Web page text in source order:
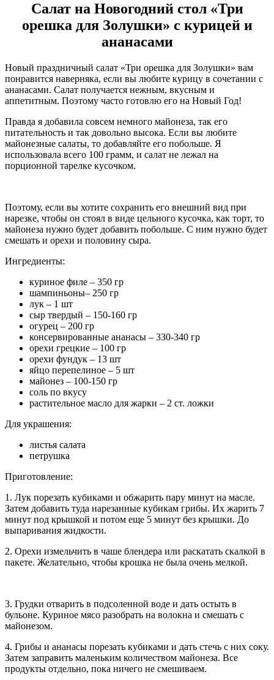
Салат на Новогодний стол «Три
орешка для Золушки» с курицей и
ананасами
Новый праздничный салат «Три орешка для Золушки» вам
понравится наверняка, если вы любите курицу в сочетании с
ананасами. Салат получается нежным, вкусным и
аппетитным. Поэтому часто готовлю его на Новый Год!
Правда я добавила совсем немного майонеза, так его
питательность и так довольно высока. Если вы любите
майонезные салаты, то добавляйте его побольше. Я
использовала всего 100 грамм, и салат не лежал на
порционной тарелке кусочком.
Поэтому, если вы хотите сохранить его внешний вид при
нарезке, чтобы он стоял в виде цельного кусочка, как торт, то
майонеза нужно будет добавить побольше. С ним нужно будет
смешать и орехи и половину сыра.
Ингредиенты:
куриное филе – 350 гр
шампиньоны– 250 гр
лук – 1 шт
сыр твердый – 150-160 гр
огурец – 200 гр
консервированные ананасы – 330-340 гр
орехи грецкие – 100 гр
орехи фундук – 13 шт
яйцо перепелиное – 5 шт
майонез – 100-150 гр
соль по вкусу
растительное масло для жарки – 2 ст. ложки
Для украшения:
листья салата
петрушка
Приготовление:
1. Лук порезать кубиками и обжарить пару минут на масле.
Затем добавить туда нарезанные кубикам грибы. Их жарить 7
минут под крышкой и потом еще 5 минут без крышки. До
выпаривания жидкости.
2. Орехи измельчить в чаше блендера или раскатать скалкой в
пакете. Желательно, чтобы крошка не была очень мелкой.
3. Грудки отварить в подсоленной воде и дать остыть в
бульоне. Куриное мясо разобрать на волокна и смешать с
майонезом.
4. Грибы и ананасы порезать кубиками и дать стечь с них соку.
Затем заправить маленьким количеством майонеза. Все
продукты отдельно, пока ничего не смешиваем.